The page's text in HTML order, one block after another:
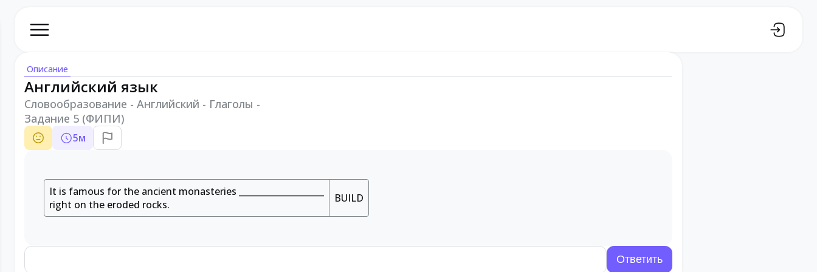
Описание
Английский язык
Словообразование - Английский - Глаголы -
Задание 5 (ФИПИ)
5м
It is famous for the ancient monasteries
right on the eroded rocks.
BUILD